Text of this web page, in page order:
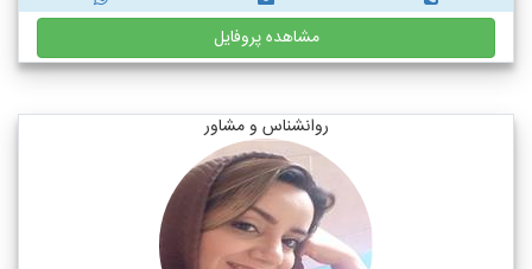
مشاهده پروفایل
روانشناس و مشاور